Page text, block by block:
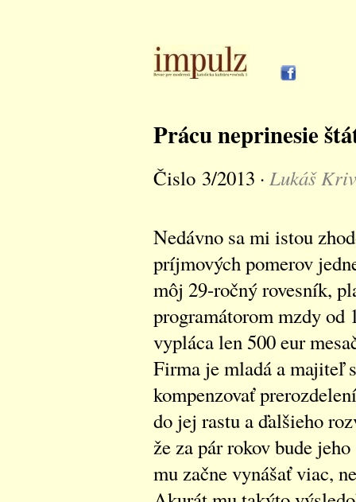
Prácu neprinesie
Čislo 3/2013 · Lukáš
Nedávno sa mi istou
príjmových pomerov
môj 29-ročný rovesník,
programátorom mzdy od
vypláca len 500 eur
Firma je mladá a majiteľ
kompenzovať
do jej rastu a ďalšieho
že za pár rokov bude
mu začne vynášať viac,